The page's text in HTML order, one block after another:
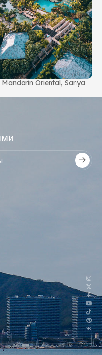
Mandarin Oriental, Sanya